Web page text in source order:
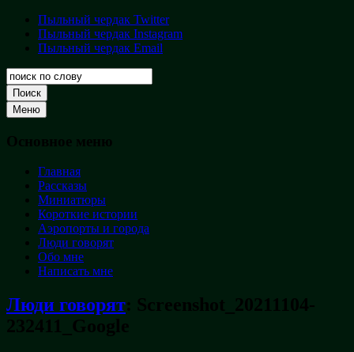
Перейти
содержимому
Пыльный
чердак
Творческая
кладовая
Пыльный чердак Twitter
Пыльный чердак Instagram
Пыльный чердак Email
Поиск
Меню
Основное меню
Главная
Рассказы
Миниатюры
Короткие истории
Аэропорты и города
Люди говорят
Обо мне
Написать мне
Люди говорят: Screenshot_20211104-
232411_Google